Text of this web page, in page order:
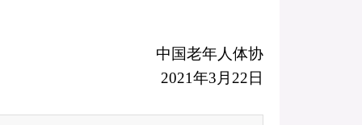
中国老年人体协
2021年3 月 22 日